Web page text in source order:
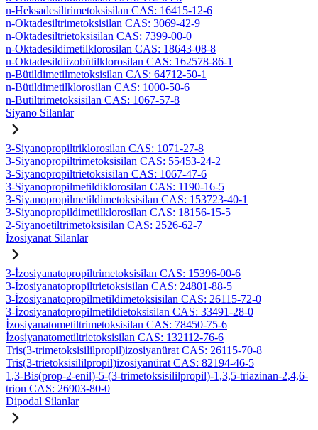
n-Heksadesiltrimetoksisilan CAS: 16415-12-6
n-Oktadesiltrimetoksisilan CAS: 3069-42-9
n-Oktadesiltrietoksisilan CAS: 7399-00-0
n-Oktadesildimetilklorosilan CAS: 18643-08-8
n-Oktadesildiizobütilklorosilan CAS: 162578-86-1
n-Bütildimetilmetoksisilan CAS: 64712-50-1
n-Bütildimetilklorosilan CAS: 1000-50-6
n-Butiltrimetoksisilan CAS: 1067-57-8
Siyano Silanlar
3-Siyanopropiltriklorosilan CAS: 1071-27-8
3-Siyanopropiltrimetoksisilan CAS: 55453-24-2
3-Siyanopropiltrietoksisilan CAS: 1067-47-6
3-Siyanopropilmetildiklorosilan CAS: 1190-16-5
3-Siyanopropilmetildimetoksisilan CAS: 153723-40-1
3-Siyanopropildimetilklorosilan CAS: 18156-15-5
2-Siyanoetiltrimetoksisilan CAS: 2526-62-7
İzosiyanat Silanlar
3-İzosiyanatopropiltrimetoksisilan CAS: 15396-00-6
3-İzosiyanatopropiltrietoksisilan CAS: 24801-88-5
3-İzosiyanatopropilmetildimetoksisilan CAS: 26115-72-0
3-İzosiyanatopropilmetildietoksisilan CAS: 33491-28-0
İzosiyanatometiltrimetoksisilan CAS: 78450-75-6
İzosiyanatometiltrietoksisilan CAS: 132112-76-6
Tris(3-trimetoksisililpropil)izosiyanürat CAS: 26115-70-8
Tris(3-trietoksisililpropil)izosiyanürat CAS: 82194-46-5
1,3-Bis(prop-2-enil)-5-(3-trimetoksisililpropil)-1,3,5-triazinan-2,4,6-
trion CAS: 26903-80-0
Dipodal Silanlar